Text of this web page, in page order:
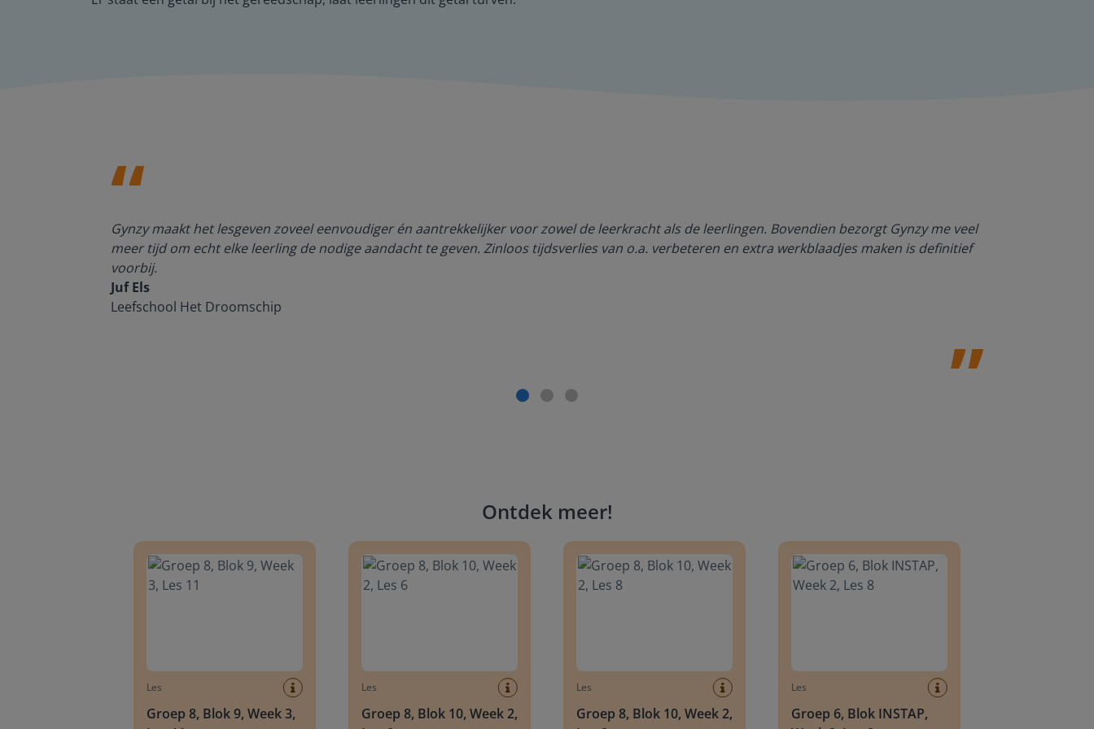
Gynzy maakt het lesgeven zoveel eenvoudiger én aantrekkelijker voor zowel de leerkracht als de leerlingen. Bovendien bezorgt Gynzy me veel
meer tijd om echt elke leerling de nodige aandacht te geven. Zinloos tijdsverlies van o.a. verbeteren en extra werkblaadjes maken is definitief
voorbij.
Juf Els
Leefschool Het Droomschip
Ontdek meer!
Les
Groep 8, Blok 9, Week 3,
Les
Groep 8, Blok 10, Week 2,
Les
Groep 8, Blok 10, Week 2,
Les
Groep 6, Blok INSTAP,